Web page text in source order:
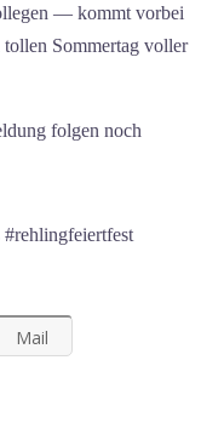
— kommt vorbei
Sommertag voller
folgen noch
#rehlingfeiertfest
Mail